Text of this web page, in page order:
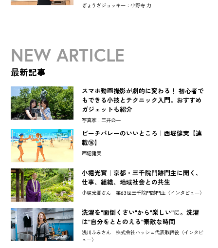
ぎょうざジョッキー：小野寺 力
NEW ARTICLE
最新記事
スマホ動画撮影が劇的に変わる！ 初心者で
もできる小技とテクニック入門。おすすめ
ガジェットも紹介
写真家：三井公一
ビーチバレーのいいところ｜西堀健実【連
載⑯】
西堀健実
小堀光實｜京都・三千院門跡門主に聞く、
仕事、組織、地域社会との共生
小堀光實さん 第63世三千院門跡門主〈インタビュー〉
洗濯を"面倒くさい"から"楽しい"に。洗濯
は"自分をととのえる"素敵な時間
浅川ふみさん 株式会社ハッシュ代表取締役〈インタビ
ュー〉